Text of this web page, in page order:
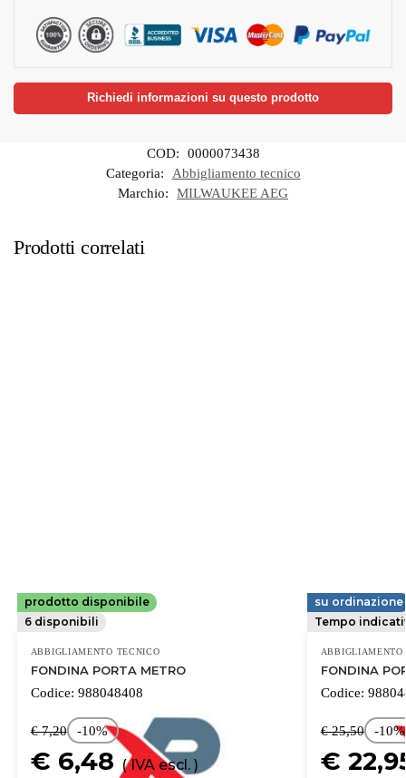
Richiedi informazioni su questo prodotto
COD:
0000073438
Categoria:
Abbigliamento tecnico
Marchio:
MILWAUKEE AEG
Prodotti correlati
MAKITA
prodotto disponibile
6 disponibili
ABBIGLIAMENTO TECNICO
FONDINA PORTA METRO
Codice: 988048408
€ 7,20 -10%
€ 6,48 ( IVA escl. )
MAKITA
su ordinazione
Tempo
ABBIGLIAMENTO
FONDINA
Codice:
€ 25,50 -10%
€